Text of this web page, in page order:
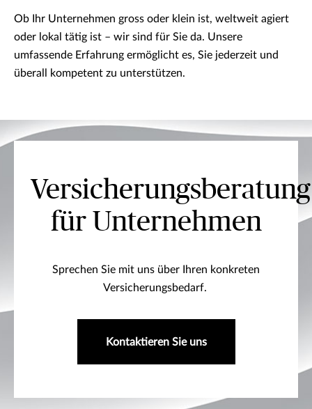
Ob Ihr Unternehmen gross oder klein ist, weltweit agiert
oder lokal tätig ist – wir sind für Sie da. Unsere
umfassende Erfahrung ermöglicht es, Sie jederzeit und
überall kompetent zu unterstützen.
Versicherungsberatung
für Unternehmen
Sprechen Sie mit uns über Ihren konkreten
Versicherungsbedarf.
Kontaktieren Sie uns